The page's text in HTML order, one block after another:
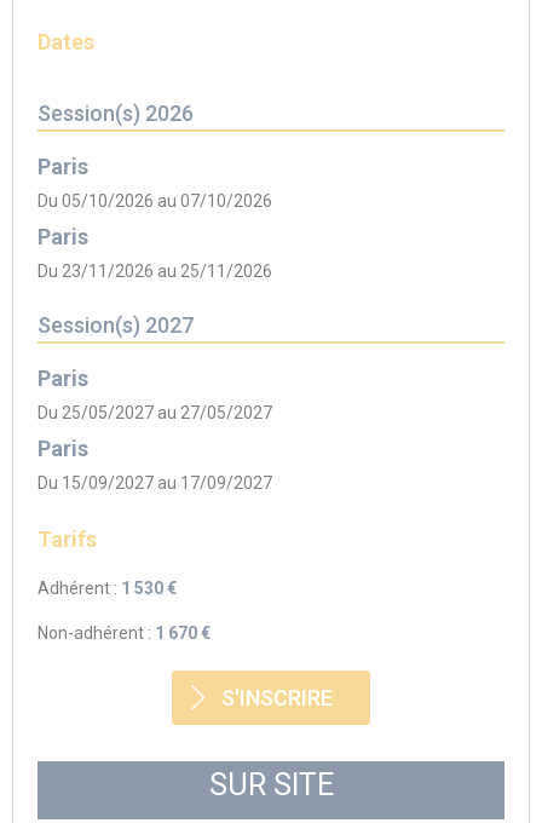
Dates
Session(s) 2026
Paris
Du 05/10/2026 au 07/10/2026
Paris
Du 23/11/2026 au 25/11/2026
Session(s) 2027
Paris
Du 25/05/2027 au 27/05/2027
Paris
Du 15/09/2027 au 17/09/2027
Tarifs
Adhérent : 1 530 €
Non-adhérent : 1 670 €
S'INSCRIRE
SUR SITE